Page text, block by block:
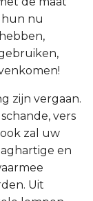
nu
zijn vergaan.
vers
zal uw
en
Uit